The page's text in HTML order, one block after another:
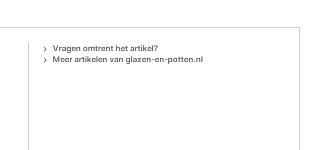
Vragen omtrent het artikel?
Meer artikelen van glazen-en-potten.nl